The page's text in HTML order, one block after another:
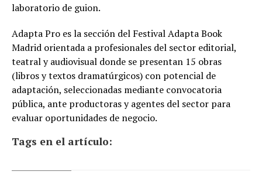
laboratorio de guion.
Adapta Pro es la sección del Festival Adapta Book
Madrid orientada a profesionales del sector editorial,
teatral y audiovisual donde se presentan 15 obras
(libros y textos dramatúrgicos) con potencial de
adaptación, seleccionadas mediante convocatoria
pública, ante productoras y agentes del sector para
evaluar oportunidades de negocio.
Tags en el artículo: